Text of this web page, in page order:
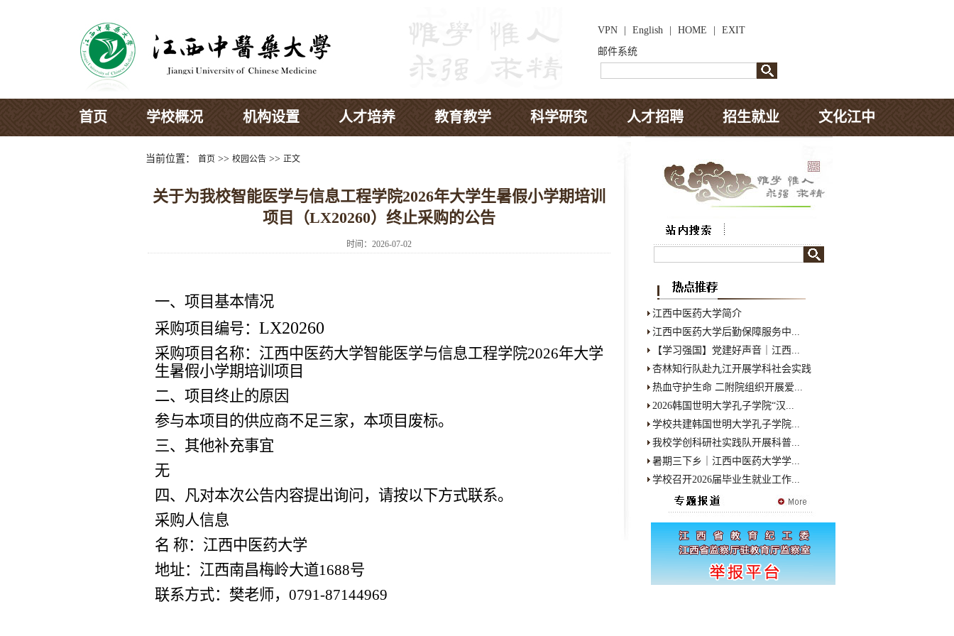
VPN English HOME
EXIT
邮件系统
首页 学校概况 机构设置 人才培养 教育教学 科学研究 人才招聘 招生就业 文化江中
当前位置： 首页 >> 校园公告 >> 正文
关于为我校智能医学与信息工程学院2026年大学生暑假小学期培训
项目（LX20260）终止采购的公告
时间：2026-07-02
一、 项目基本情况
采购项目编号： LX20260
采购项目名称： 江西中医药大学智能医学与信息工程学院2026年大学
生暑假小学期培训项目
二、项目终止的原因
参与本项目的供应商不足三家，本项目废标。
三、其他补充事宜
无
四、凡对本次公告内容提出询问，请按以下方式联系。
采购人信息
名 称： 江西中医药大学
地址： 江西南昌梅岭大道1688号
联系方式： 樊老师， 0791-87144969
江西中医药大学简介
江西中医药大学后勤保障服务中...
【学习强国】党建好声音｜江西...
杏林知行队赴九江开展学科社会实践
热血守护生命 二附院组织开展爱...
2026韩国世明大学孔子学院“汉...
学校共建韩国世明大学孔子学院...
我校学创科研社实践队开展科普...
暑期三下乡｜江西中医药大学学...
学校召开2026届毕业生就业工作...